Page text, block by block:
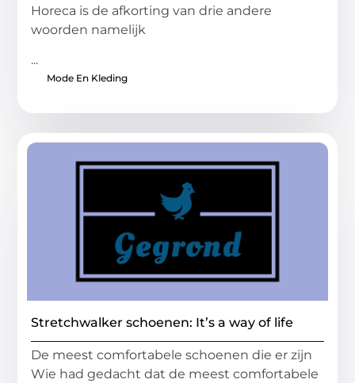
Horeca is de afkorting van drie andere
woorden namelijk
...
Mode En Kleding
Stretchwalker schoenen: It’s a way of life
De meest comfortabele schoenen die er zijn
Wie had gedacht dat de meest comfortabele